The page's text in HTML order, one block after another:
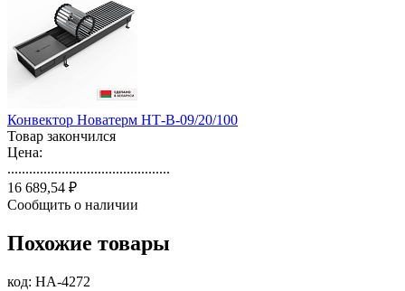
Конвектор Новатерм НТ-В-09/20/100
Товар закончился
Цена:
.............................................
16 689,54 ₽
Сообщить о наличии
Похожие товары
код: HA-4272